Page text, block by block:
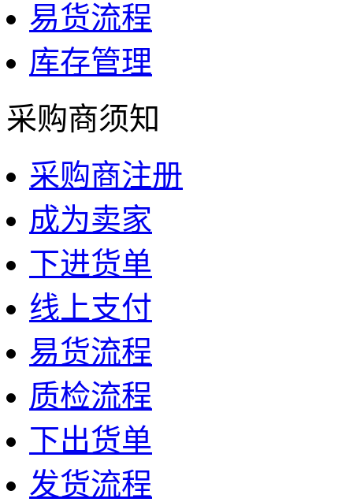
易货流程
库存管理
采购商须知
采购商注册
成为卖家
下进货单
线上支付
易货流程
质检流程
下出货单
发货流程